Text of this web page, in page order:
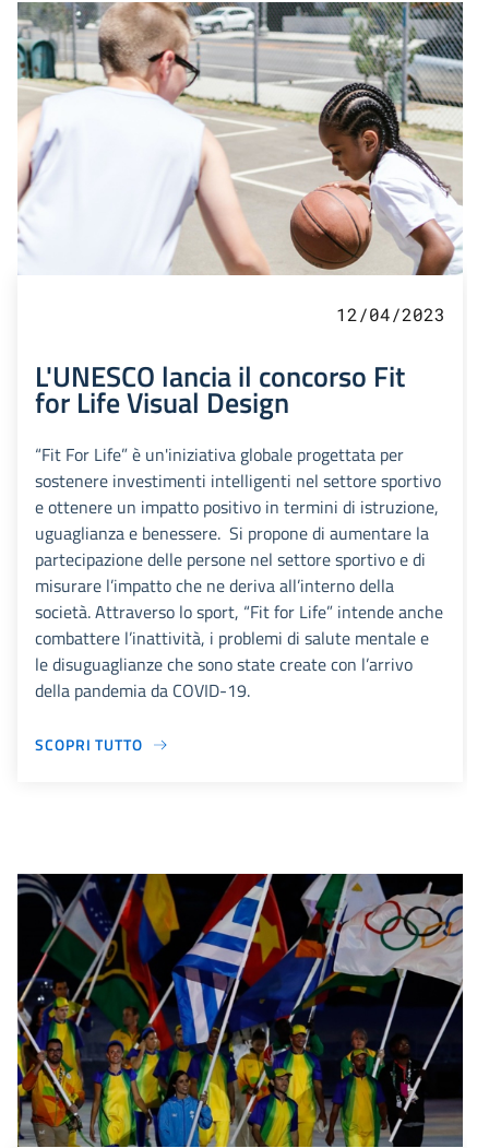
12/04/2023
L'UNESCO lancia il concorso Fit
for Life Visual Design
“Fit For Life” è un'iniziativa globale progettata per
sostenere investimenti intelligenti nel settore sportivo
e ottenere un impatto positivo in termini di istruzione,
uguaglianza e benessere. Si propone di aumentare la
partecipazione delle persone nel settore sportivo e di
misurare l’impatto che ne deriva all’interno della
società. Attraverso lo sport, “Fit for Life” intende anche
combattere l’inattività, i problemi di salute mentale e
le disuguaglianze che sono state create con l’arrivo
della pandemia da COVID-19.
SCOPRI TUTTO